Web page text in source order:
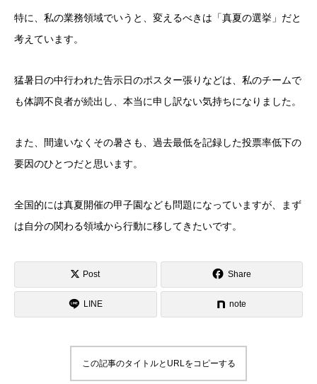
特に、私の業務領域でいうと、変えるべきは「真夏の選挙」だと
考えています。
猛暑日の中行われた告示日のポスター張りなどは、私のチームで
も体調不良者が続出し、本当に申し訳ない気持ちになりました。
また、間違いなくその暑さも、過去最低を記録した投票率低下の
要因のひとつだと思います。
全国的には真夏開催の甲子園なども問題になっていますが、まず
は自分の関わる領域から行動に移してきたいです。
Post Share
LINE note
この記事のタイトルとURLをコピーする